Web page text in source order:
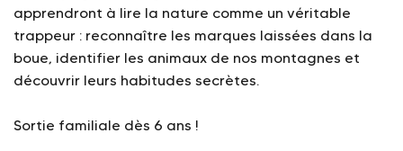
apprendront à lire la nature comme un véritable
trappeur : reconnaître les marques laissées dans la
boue, identifier les animaux de nos montagnes et
découvrir leurs habitudes secrètes.
Sortie familiale dès 6 ans !